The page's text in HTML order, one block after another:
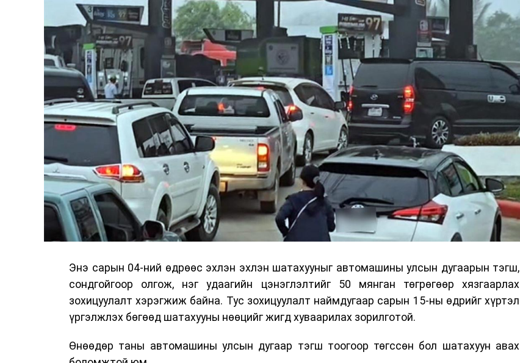
Энэ сарын 04-ний өдрөөс эхлэн эхлэн шатахууныг автомашины улсын дугаарын тэгш,
сондгойгоор олгож, нэг удаагийн цэнэглэлтийг 50 мянган төгрөгөөр хязгаарлах
зохицуулалт хэрэгжиж байна. Тус зохицуулалт наймдугаар сарын 15-ны өдрийг хүртэл
үргэлжлэх бөгөөд шатахууны нөөцийг жигд хуваарилах зорилготой.
Өнөөдөр таны автомашины улсын дугаар тэгш тоогоор төгссөн бол шатахуун авах